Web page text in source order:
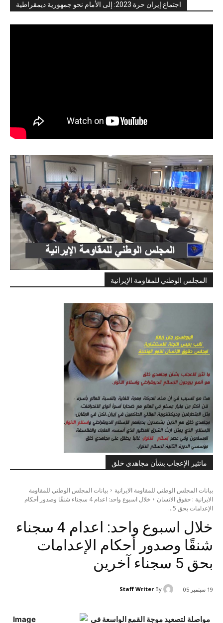
اجتماع إيران حرة 2023: إلى الأمام نحو جمهورية ديمقراطية
المجلس الوطني للمقاومة الإيرانية
ماتثير الإعجاب بشأن مجاهدي خلق
بيانات المجلس الوطني للمقاومة الايرانية
بيانات المجلس الوطني للمقاومة
الايرانية : حقوق الانسان
خلال اسبوع واحد: اعدام 4 سجناء شنقًا وصدور أحكام
الإعدامات بحق 5...
خلال اسبوع واحد: اعدام 4 سجناء
شنقًا وصدور أحكام الإعدامات
بحق 5 سجناء آخرين
19 سبتمبر 05 By
Staff Writer
مواصلة لتصعيد موجة القمع الواسعة في